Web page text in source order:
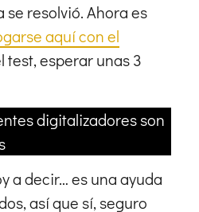
se resolvió. Ahora es
aquí con el
test, esperar unas 3
digitalizadores son
a decir… es una ayuda
así que sí, seguro